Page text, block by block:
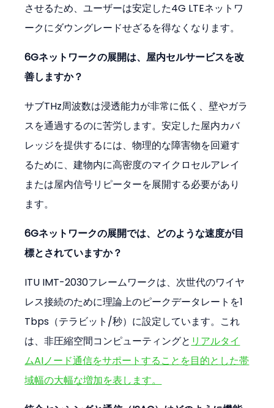
させるため、ユーザーは安定した4G LTEネットワ
ークにダウングレードせざるを得なくなります。
6Gネットワークの展開は、屋内セルサービスを改
善しますか？
サブTHz周波数は浸透能力が非常に低く、壁やガラ
スを通過するのに苦労します。安定した屋内カバ
レッジを提供するには、物理的な障害物を回避す
るために、建物内に高密度のマイクロセルアレイ
または屋内信号リピーターを展開する必要があり
ます。
6Gネットワークの展開では、どのような速度が目
標とされていますか？
ITU IMT-2030フレームワークは、次世代のワイヤ
レス接続のために理論上のピークデータレートを1
Tbps（テラビット/秒）に設定しています。これ
は、非圧縮空間コンピューティングと リアルタイ
ムAIノード通信をサポートすることを目的とした帯
域幅の大幅な増加を表します。